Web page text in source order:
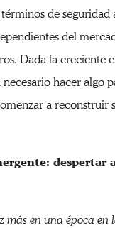
de seguridad
del
Dada la creciente
hacer algo
a reconstruir
despertar
más en una época en